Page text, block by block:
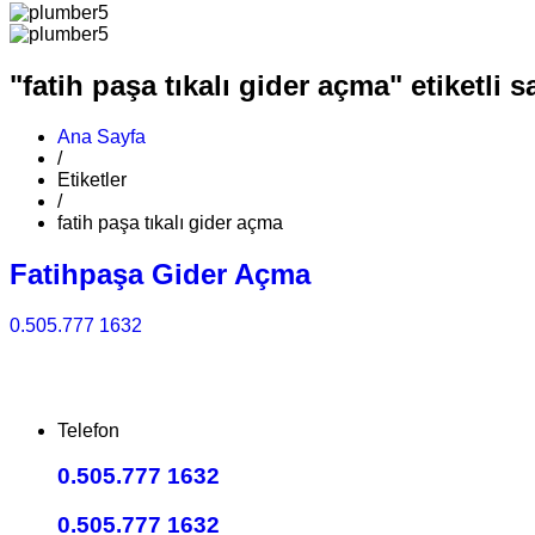
"fatih paşa tıkalı gider açma" etiketli
Ana Sayfa
/
Etiketler
/
fatih paşa tıkalı gider açma
Fatihpaşa Gider Açma
0.505.777 1632
Telefon
0.505.777 1632
0.505.777 1632